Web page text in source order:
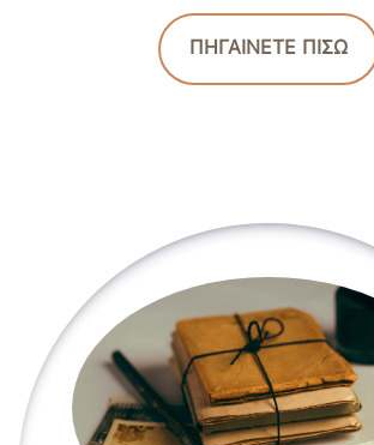
ΠΗΓΑΙΝΕΤΕ ΠΙΣΩ